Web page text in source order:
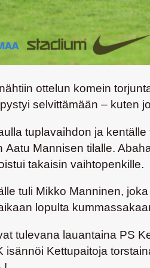
ottelun komein
selvittämään – kuten
tuplavaihdon ja
Aatu Mannisen tilalle.
takaisin vaihtopenkille.
tuli Mikko Manninen,
lopulta
tulevana lauantaina PS
isännöi Kettupaitoja